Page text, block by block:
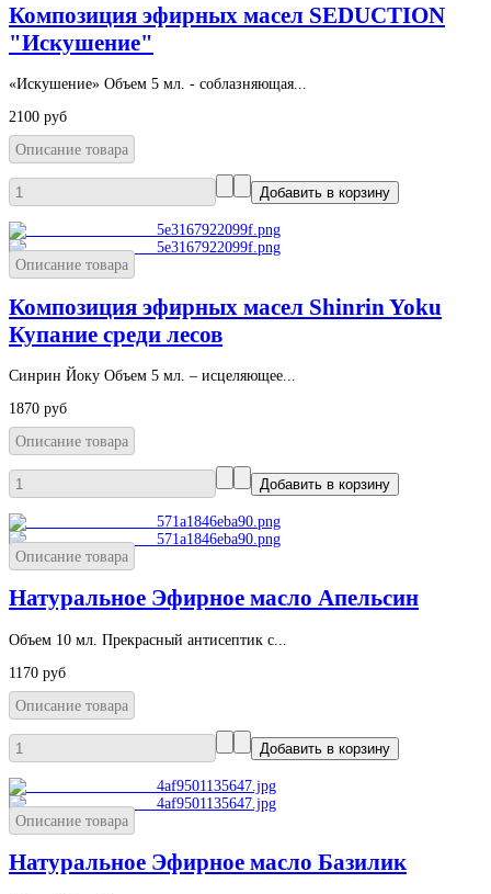
Композиция эфирных масел SEDUCTION
"Искушение"
«Искушение» Объем 5 мл. - соблазняющая...
2100 руб
Описание товара
Описание товара
Композиция эфирных масел Shinrin Yoku
Купание среди лесов
Синрин Йоку Объем 5 мл. – исцеляющее...
1870 руб
Описание товара
Описание товара
Натуральное Эфирное масло Апельсин
Объем 10 мл. Прекрасный антисептик с...
1170 руб
Описание товара
Описание товара
Натуральное Эфирное масло Базилик